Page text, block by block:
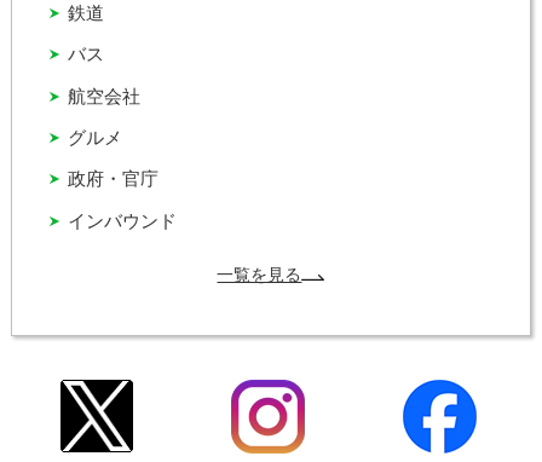
インバウンド
グルメ
バス
政府・官庁
航空会社
鉄道
一覧を見る